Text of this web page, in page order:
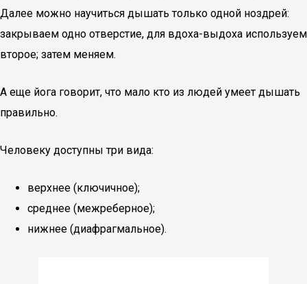
Далее можно научиться дышать только одной ноздрей:
закрываем одно отверстие, для вдоха-выдоха используем
второе; затем меняем.
А еще йога говорит, что мало кто из людей умеет дышать
правильно.
Человеку доступны три вида:
верхнее (ключичное);
среднее (межреберное);
нижнее (диафрагмальное).